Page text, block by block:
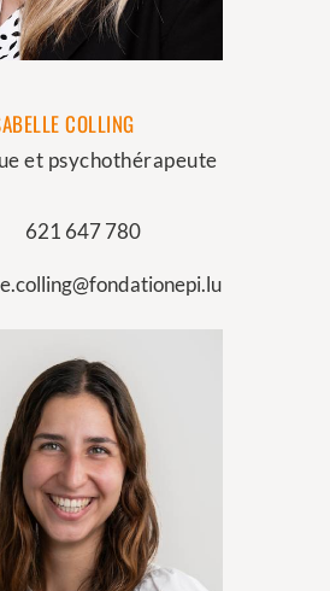
COLLING
et psychothérapeute
621 647 780